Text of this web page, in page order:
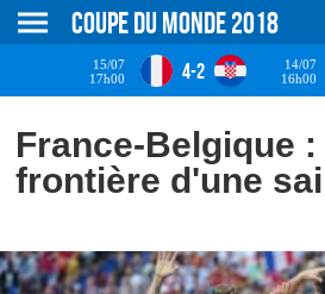
Coupe du monde 2018
15/07
17h00
4-2
14/07
16h00
France-Belgique :
frontière d'une